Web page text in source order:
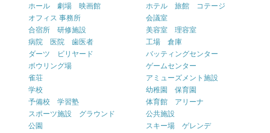
ホール 劇場 映画館
ホテル 旅館 コテージ
オフィス 事務所
会議室
合宿所 研修施設
美容室 理容室
病院 医院 歯医者
工場 倉庫
ダーツ ビリヤード
バッティングセンター
ボウリング場
ゲームセンター
雀荘
アミューズメント施設
学校
幼稚園 保育園
予備校 学習塾
体育館 アリーナ
スポーツ施設 グラウンド
公共施設
公園
スキー場 ゲレンデ